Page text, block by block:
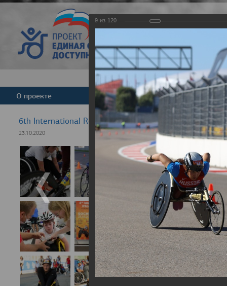
Версия для
О проекте Команда Новости
6th International Rezept-Sport Wheelchair Half
23.10.2020
9 из 120